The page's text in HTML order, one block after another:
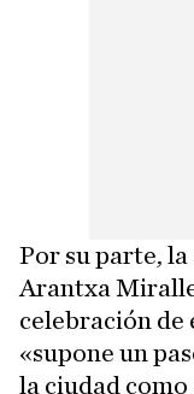
Por su parte,
Arantxa
celebración de
«supone un
la ciudad